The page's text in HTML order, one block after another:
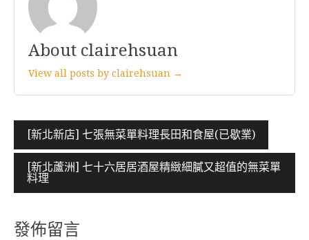
About clairehsuan
View all posts by clairehsuan →
文
章
導
覽
[新北新店] 七張無菜單料理長田和食屋(已歇業)
[新北蘆洲] 七十六居居酒屋精緻細膩又超值的無菜單
料理
發佈留言